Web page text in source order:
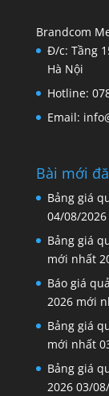
Brandcom
Đ/c: Tầng
Hà Nội
Hotline:
Email:
Bài mới
Bảng giá
04/08/2026
Bảng giá
mới nhất
Báo giá
2026 mới
Bảng giá
mới nhất
Bảng giá
2026 03/